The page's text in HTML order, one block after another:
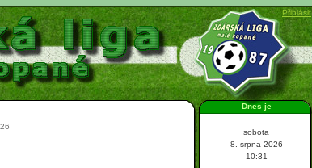
Přihlásit
Dnes je
sobota
8. srpna 2026
10:31